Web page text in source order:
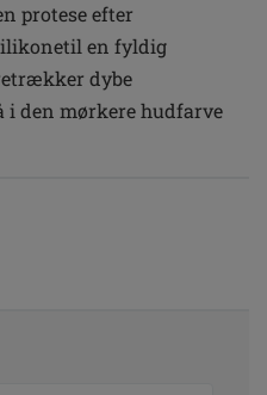
protese efter
en fyldig
dybe
den mørkere hudfarve